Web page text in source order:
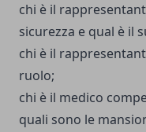
chi è il
sicurezza e qual è il
chi è il
ruolo;
chi è il medico
quali sono le